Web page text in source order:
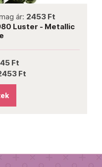
Darab ár:
Chilli bead 4x11 mm Luster